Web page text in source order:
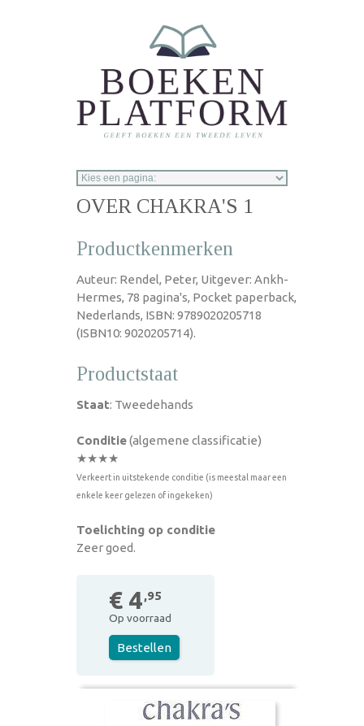
OVER CHAKRA'S 1
Productkenmerken
Auteur: Rendel, Peter, Uitgever: Ankh-
Hermes, 78 pagina's, Pocket paperback,
Nederlands, ISBN: 9789020205718
(ISBN10: 9020205714).
Productstaat
Staat: Tweedehands
Conditie(algemene classificatie)
★★★★
Verkeert in uitstekende conditie (is meestal maar een
enkele keer gelezen of ingekeken)
Toelichting op conditie
Zeer goed.
€ 4,95
Op voorraad
Bestellen